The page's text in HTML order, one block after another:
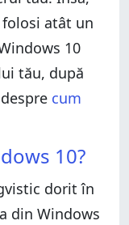
atât un
10
tău, după
cum
10?
dorit în
din Windows